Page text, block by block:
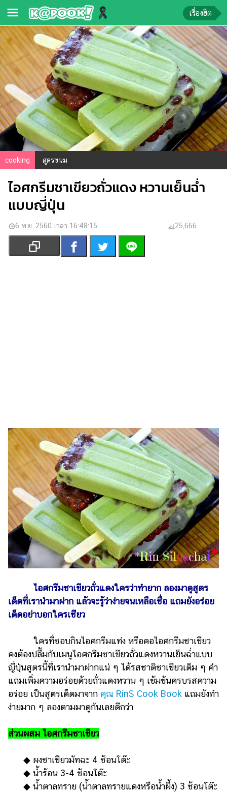
ข่าว-
ความ
รู้
ข่าว
ข่าว
บันเทิง
ตรวจ
หวย
บอล
สด
เงิน
การ
ไลฟ์
ไตล์
ดูด
วง
ผู้
หญิง
ผู้ชาย
สุขภาพ
เที่ยว
สูตร
ง่ายๆ
ช้อป
ปิ้ง
รถยนต์
และ
การ
มือ
เรื่องฮิต
cooking สูตรขนม
ไอศกรีมชาเขียวถั่วแดง หวานเย็นฉ่ำ
แบบญี่ปุ่น
6 พ.ย. 2560 เวลา 16:48:15 25,666
ไอศกรีมชาเขียวถั่วแดงใครว่าทำยาก ลองมาดูสูตร
เด็ดที่เรานำมาฝาก แล้วจะรู้ว่าง่ายจนเหลือเชื่อ แถมยังอร่อย
เด็ดอย่าบอกใครเชียว
ใครที่ชอบกินไอศกรีมแท่ง หรือคอไอศกรีมชาเขียว
คงต้องปลื้มกับเมนูไอศกรีมชาเขียวถั่วแดงหวานเย็นฉ่ำแบบ
ญี่ปุ่นสูตรนี้ที่เรานำมาฝากแน่ ๆ ได้รสชาติชาเขียวเต็ม ๆ คำ
แถมเพิ่มความอร่อยด้วยถั่วแดงหวาน ๆ เข้มข้นครบรสความ
อร่อย เป็นสูตรเด็ดมาจาก คุณ RinS Cook Book แถมยังทำ
ง่ายมาก ๆ ลองตามมาดูกันเลยดีกว่า
ส่วนผสม ไอศกรีมชาเขียว
◆ ผงชาเขียวมัทฉะ 4 ช้อนโต๊ะ
◆ น้ำร้อน 3-4 ช้อนโต๊ะ
◆ น้ำตาลทราย (น้ำตาลทรายแดงหรือน้ำผึ้ง) 3 ช้อนโต๊ะ